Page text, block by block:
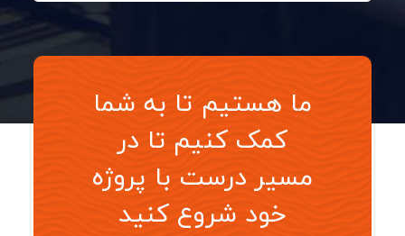
ما هستیم تا به شما
کمک کنیم تا در
مسیر درست با پروژه
خود شروع کنید